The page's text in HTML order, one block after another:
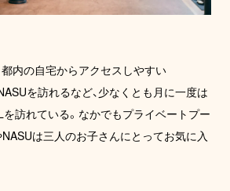
内の自宅からアクセスしやすい
を訪れるなど、少なくとも月に一度は
訪れている。なかでもプライベートプー
は三人のお子さんにとってお気に入